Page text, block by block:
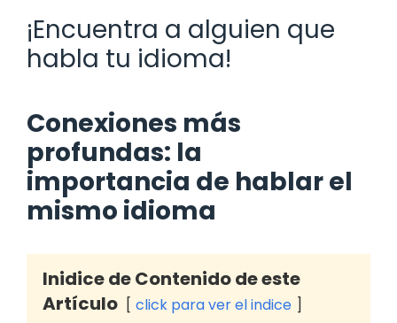
¡Encuentra a alguien que
habla tu idioma!
Conexiones más
profundas: la
importancia de hablar el
mismo idioma
Inidice de Contenido de este
Artículo
click para ver el indice